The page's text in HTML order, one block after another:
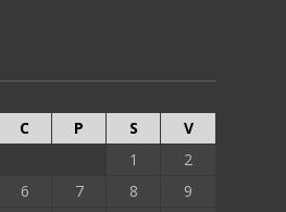
C P S
V
1
2
6 7 8
9